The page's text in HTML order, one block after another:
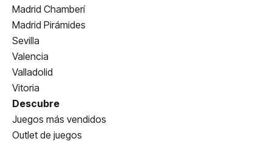
Madrid Chamberí
Madrid Pirámides
Sevilla
Valencia
Valladolid
Vitoria
Descubre
Juegos más vendidos
Outlet de juegos